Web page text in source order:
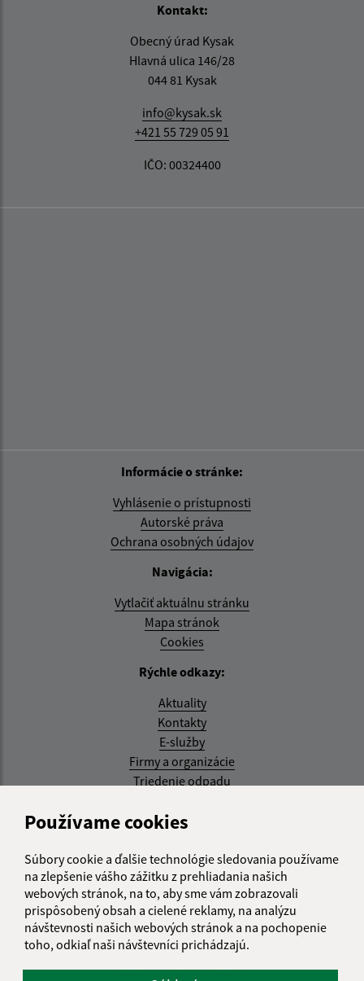
Používame cookies
Súbory cookie a ďalšie technológie sledovania používame
na zlepšenie vášho zážitku z prehliadania našich
webových stránok, na to, aby sme vám zobrazovali
prispôsobený obsah a cielené reklamy, na analýzu
návštevnosti našich webových stránok a na pochopenie
toho, odkiaľ naši návštevníci prichádzajú.
Kontakt:
Obecný úrad Kysak
Hlavná ulica 146/28
044 81 Kysak
info@kysak.sk
+421 55 729 05 91
IČO: 00324400
Informácie o stránke:
Vyhlásenie o prístupnosti
Autorské práva
Ochrana osobných údajov
Navigácia:
Vytlačiť aktuálnu stránku
Mapa stránok
Cookies
Rýchle odkazy:
Aktuality
Kontakty
E-služby
Firmy a organizácie
Triedenie odpadu
Aktualizované:
RSS
Správca obsahu:
Správca obsahu je Obec Kysak.
Vytvorené v súlade sJednotným dizajn manuálom
elektronických služieb.